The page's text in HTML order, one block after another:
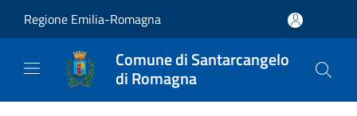
Regione Emilia-Romagna
Comune di Santarcangelo
di Romagna